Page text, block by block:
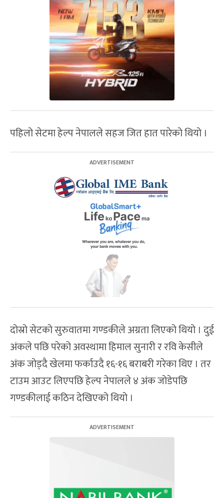
पहिलो सेटमा हेल्प नेपालले सहज जित हात पारेको थियो ।
दोस्रो सेटको सुरुवातमा गण्डकीले अग्रता लिएको थियो । दुई
अंकले पछि परेको अवस्थामा हिमाल सुनारी र रवि केसीले
अंक जोड्दै खेलमा फर्काउदै १६-१६ बराबरी गरेका थिए । तर
टाउम आउट लिएपछि हेल्प नेपालले ४ अंक जोडेपछि
गण्डकीलाई कठिन देखिएको थियो ।